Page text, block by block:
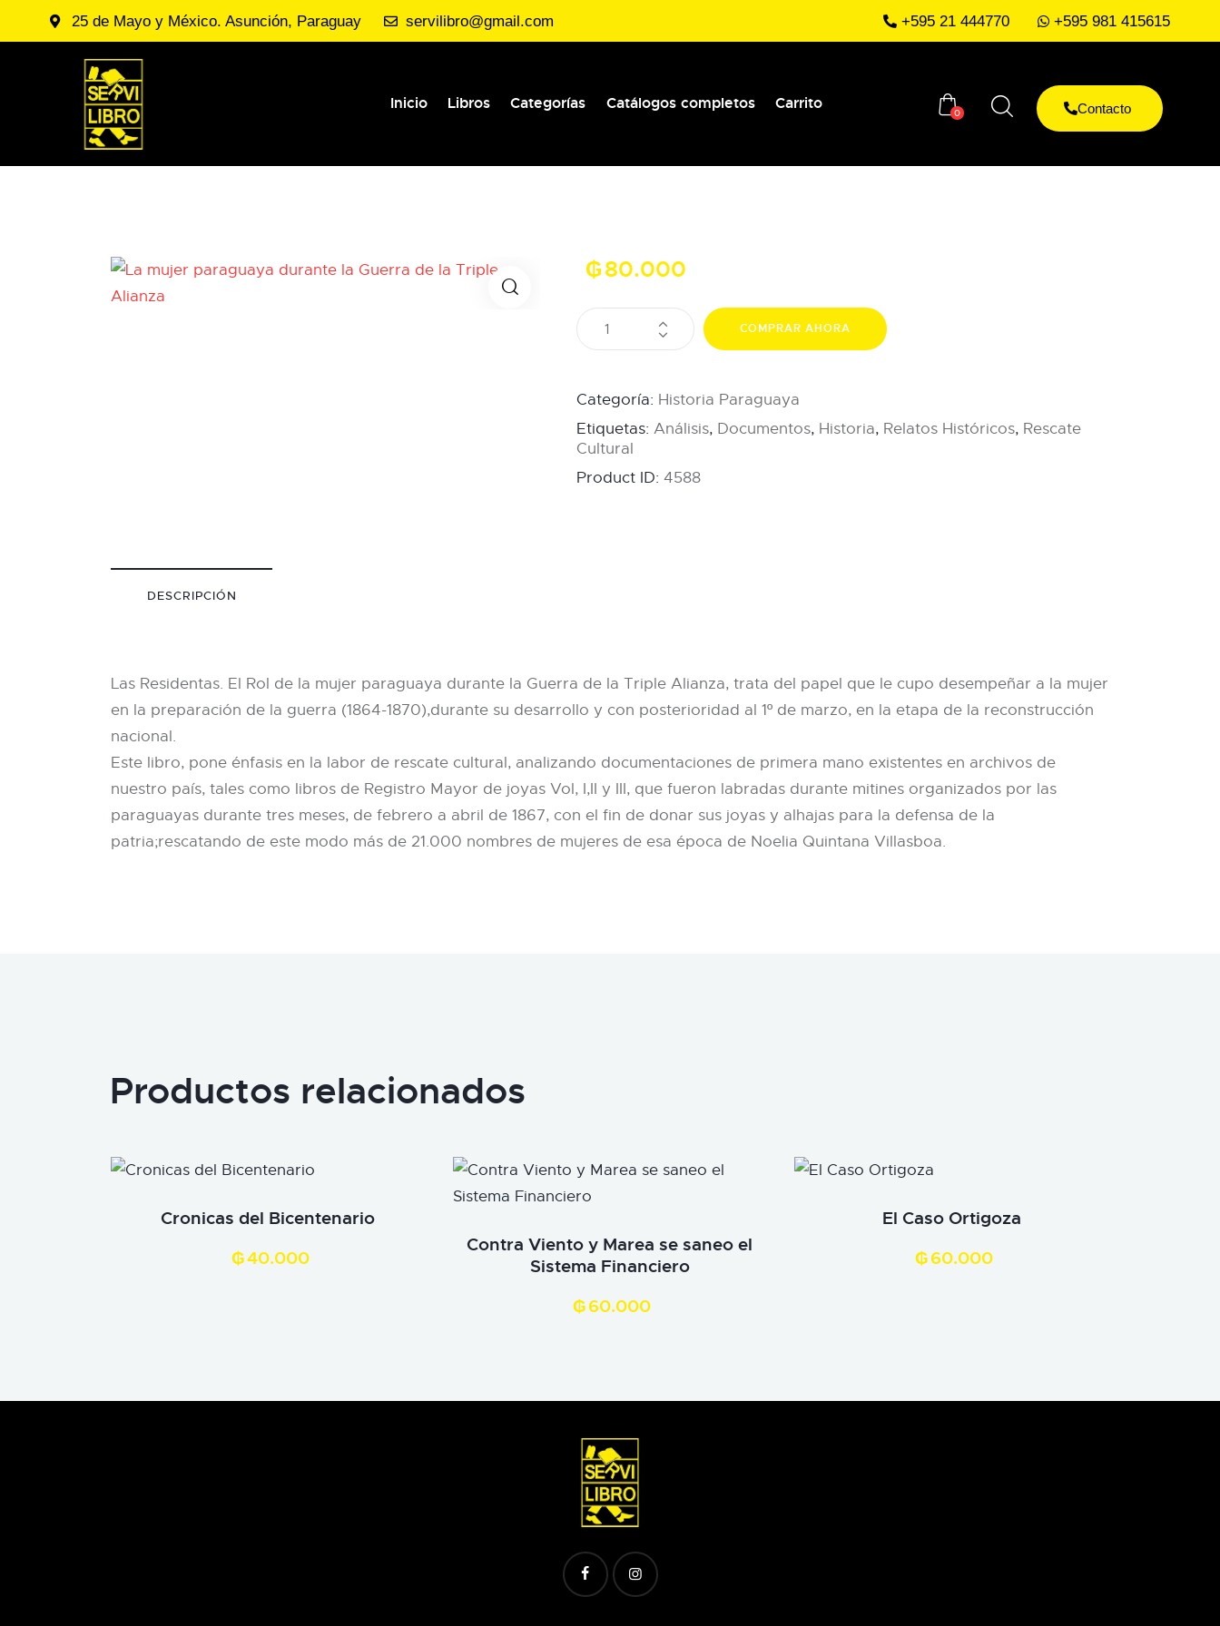
25 de Mayo y México. Asunción, Paraguay servilibro@gmail.com +595 21 444770 +595 981 415615
Inicio Libros Categorías Catálogos completos Carrito
0 Contacto
₲80.000
COMPRAR AHORA
Categoría: Historia Paraguaya
Etiquetas: Análisis, Documentos, Historia, Relatos Históricos, Rescate
Cultural
Product ID: 4588
DESCRIPCIÓN
Las Residentas. El Rol de la mujer paraguaya durante la Guerra de la Triple Alianza, trata del papel que le cupo desempeñar a la mujer
en la preparación de la guerra (1864-1870),durante su desarrollo y con posterioridad al 1º de marzo, en la etapa de la reconstrucción
nacional.
Este libro, pone énfasis en la labor de rescate cultural, analizando documentaciones de primera mano existentes en archivos de
nuestro país, tales como libros de Registro Mayor de joyas Vol, I,II y III, que fueron labradas durante mitines organizados por las
paraguayas durante tres meses, de febrero a abril de 1867, con el fin de donar sus joyas y alhajas para la defensa de la
patria;rescatando de este modo más de 21.000 nombres de mujeres de esa época de Noelia Quintana Villasboa.
Productos relacionados
Cronicas del Bicentenario
₲40.000
Contra Viento y Marea se saneo el
Sistema Financiero
₲60.000
El Caso Ortigoza
₲60.000